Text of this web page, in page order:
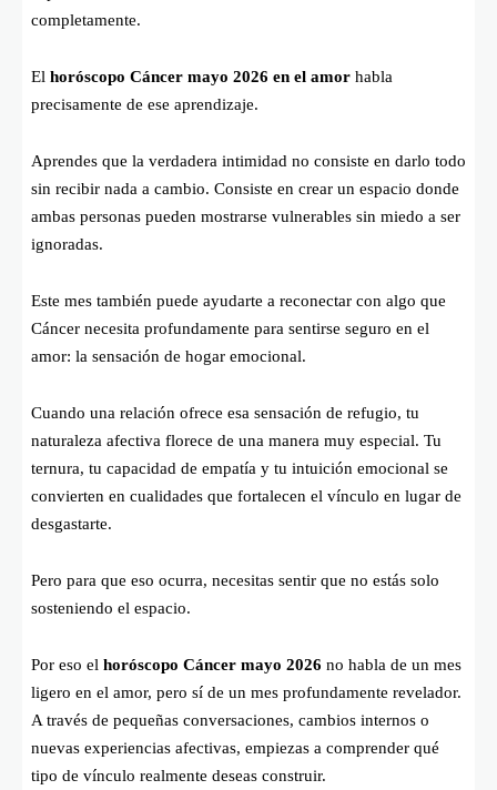
completamente.
El horóscopo Cáncer mayo 2026 en el amor habla
precisamente de ese aprendizaje.
Aprendes que la verdadera intimidad no consiste en darlo todo
sin recibir nada a cambio. Consiste en crear un espacio donde
ambas personas pueden mostrarse vulnerables sin miedo a ser
ignoradas.
Este mes también puede ayudarte a reconectar con algo que
Cáncer necesita profundamente para sentirse seguro en el
amor: la sensación de hogar emocional.
Cuando una relación ofrece esa sensación de refugio, tu
naturaleza afectiva florece de una manera muy especial. Tu
ternura, tu capacidad de empatía y tu intuición emocional se
convierten en cualidades que fortalecen el vínculo en lugar de
desgastarte.
Pero para que eso ocurra, necesitas sentir que no estás solo
sosteniendo el espacio.
Por eso el horóscopo Cáncer mayo 2026 no habla de un mes
ligero en el amor, pero sí de un mes profundamente revelador.
A través de pequeñas conversaciones, cambios internos o
nuevas experiencias afectivas, empiezas a comprender qué
tipo de vínculo realmente deseas construir.